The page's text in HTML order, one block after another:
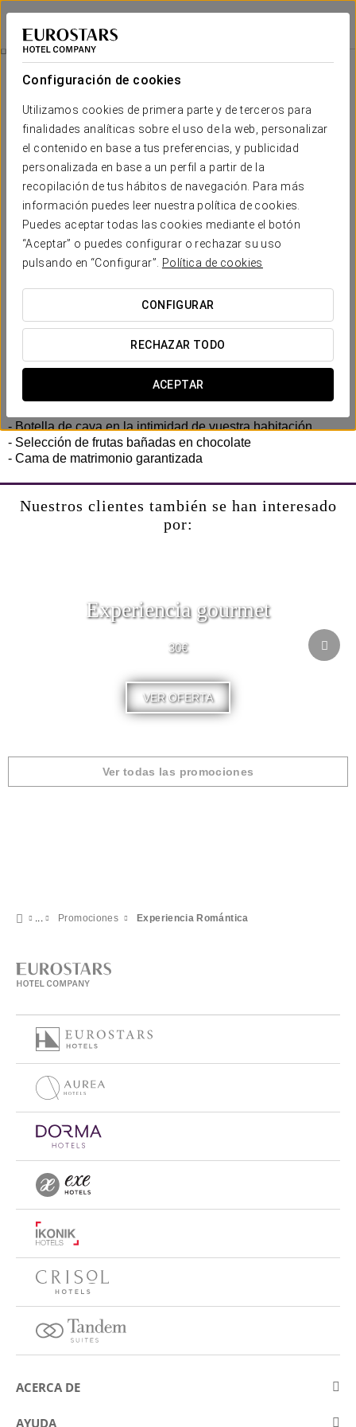
Configuración de cookies
Utilizamos cookies de primera parte y de terceros para
finalidades analíticas sobre el uso de la web, personalizar
el contenido en base a tus preferencias, y publicidad
personalizada en base a un perfil a partir de la
recopilación de tus hábitos de navegación. Para más
información puedes leer nuestra política de cookies.
Puedes aceptar todas las cookies mediante el botón
“Aceptar” o puedes configurar o rechazar su uso
pulsando en “Configurar”.
Política de cookies
CONFIGURAR
RECHAZAR TODO
ACEPTAR
Dorma Reina Isabel
ÁVILA
Experiencia Romántica
15€
Experiencia romántica
Detalles para sorprender. Todo listo para que solo penséis
En el Dorma Reina Isabel, hemos creado una experiencia
romántica diseñada para compartir con vuestra pareja.
- Botella de cava en la intimidad de vuestra habitación
- Selección de frutas bañadas en chocolate
- Cama de matrimonio garantizada
Nuestros clientes también se han interesado
por:
Experiencia gourmet
30€
VER OFERTA
Ver todas las promociones
Promociones Experiencia Romántica
ACERCA DE
Sobre Eurostars Hotel Company
AYUDA